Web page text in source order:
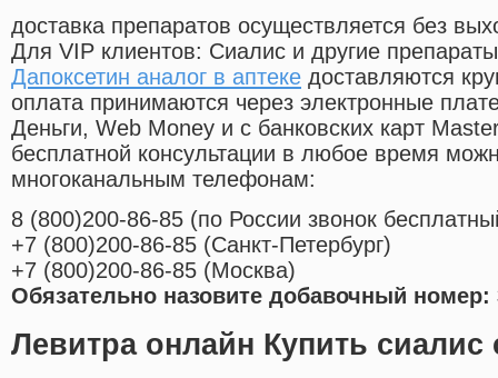
доставка препаратов осуществляется без
Для VIP клиентов: Сиалис и другие
Дапоксетин аналог в аптеке доставляются
оплата принимаются через электронные
Деньги, Web Money и с банковских карт
бесплатной консультации в любое время
многоканальным телефонам:
8 (800)200-86-85 (по России звонок
+7 (800)200-86-85 (Санкт-Петербург)
+7 (800)200-86-85 (Москва)
Обязательно назовите добавочный номер:
Левитра онлайн Купить